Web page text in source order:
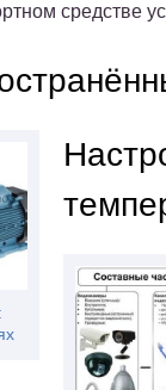
средстве